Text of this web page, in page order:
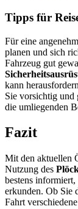
Tipps für
Für eine
planen und sich
Fahrzeug gut
kann
Sie vorsichtig und
die umliegenden
Fazit
Mit den aktuellen
Nutzung des
bestens
erkunden. Ob Sie
Fahrt